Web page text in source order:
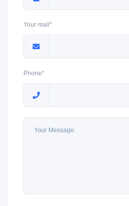
Your mail*
Phone*